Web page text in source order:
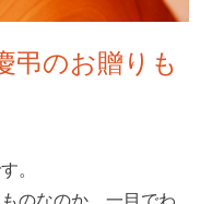
弔のお贈りも
。
のなのか、一目でわ